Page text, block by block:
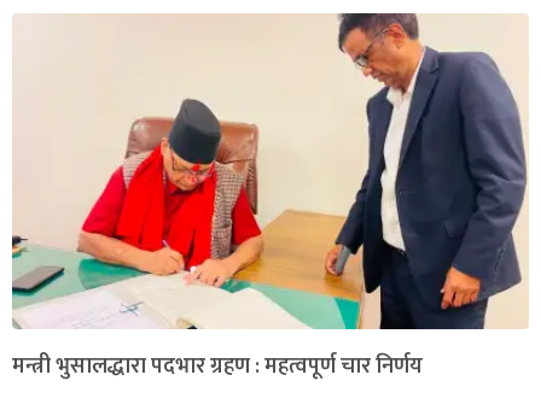
मन्त्री भुसालद्धारा पदभार ग्रहण : महत्वपूर्ण चार निर्णय